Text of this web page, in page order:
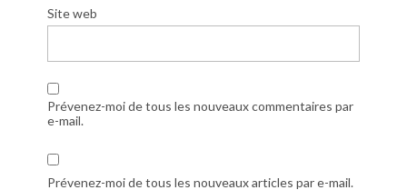
Site web
Prévenez-moi de tous les nouveaux commentaires par
e-mail.
Prévenez-moi de tous les nouveaux articles par e-mail.